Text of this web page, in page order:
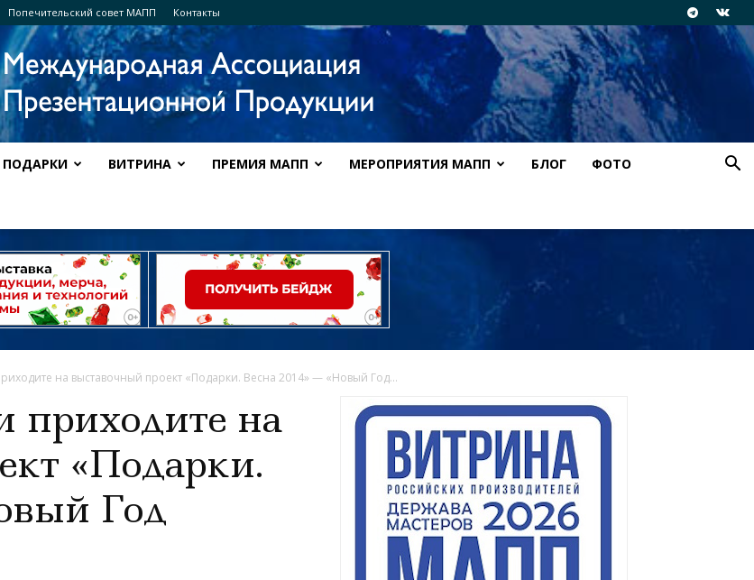
Попечительский совет МАПП Контакты
ПОДАРКИ ВИТРИНА ПРЕМИЯ МАПП МЕРОПРИЯТИЯ МАПП БЛОГ ФОТО
на выставочный проект «Подарки. Весна 2014» — «Новый Год...
приходите на
«Подарки.
Год